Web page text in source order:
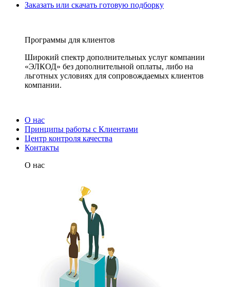
Заказать или скачать готовую подборку
Программы для клиентов
Широкий спектр дополнительных услуг компании
«ЭЛКОД» без дополнительной оплаты, либо на
льготных условиях для сопровождаемых клиентов
компании.
О нас
Принципы работы с Клиентами
Центр контроля качества
Контакты
О нас